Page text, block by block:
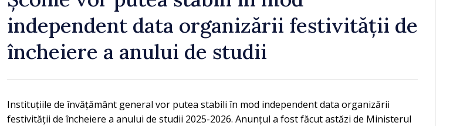
independent data organizării festivității de
încheiere a anului de studii
Instituțiile de învățământ general vor putea stabili în mod independent data organizării
festivității de încheiere a anului de studii 2025-2026. Anunțul a fost făcut astăzi de Ministerul